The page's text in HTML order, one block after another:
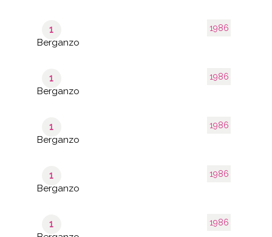
1986
1
Berganzo
1986
1
Berganzo
1986
1
Berganzo
1986
1
Berganzo
1986
1